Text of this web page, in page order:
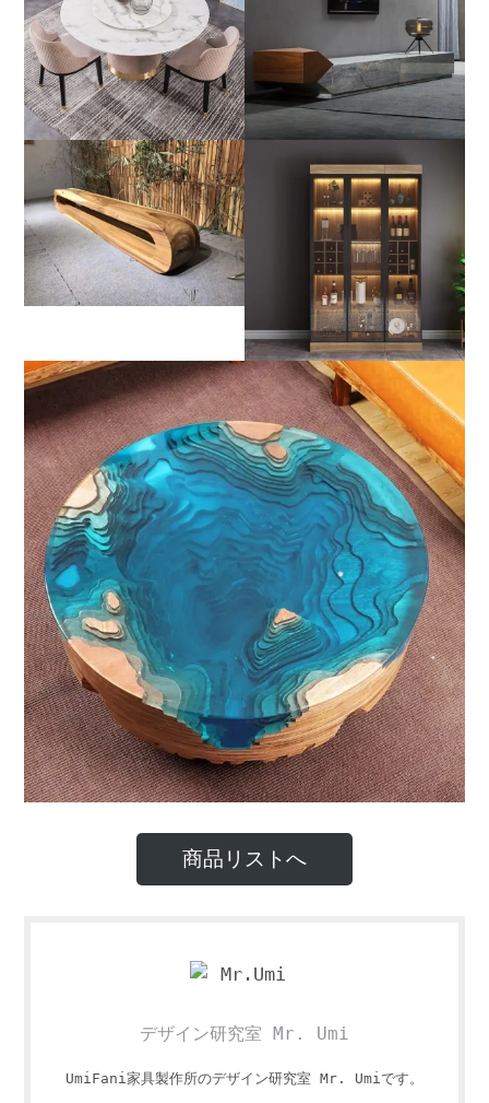
商品リストへ
デザイン研究室 Mr. Umi
UmiFani家具製作所のデザイン研究室 Mr. Umiです。